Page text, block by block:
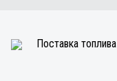
Поставка топлива